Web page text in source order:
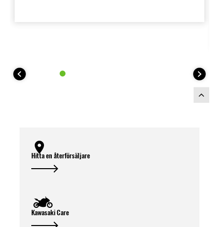
Hitta en återförsäljare
Kawasaki Care